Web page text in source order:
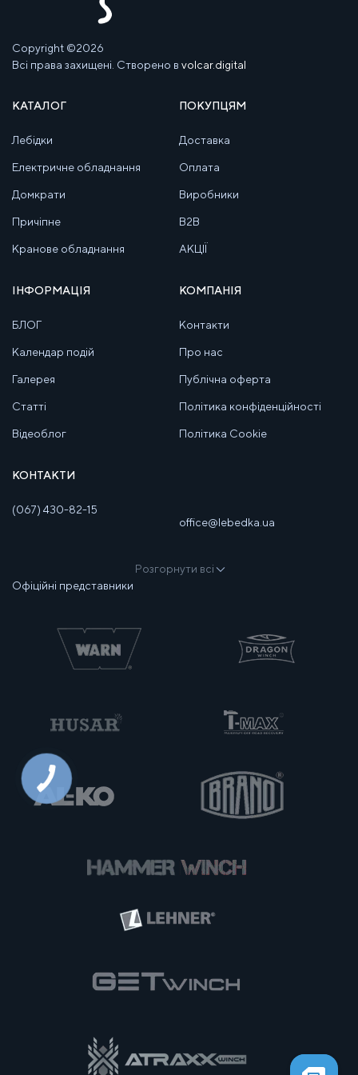
Copyright ©2026
Всі права захищені. Створено в volcar.digital
КАТАЛОГ
Лебідки
Електричне обладнання
Домкрати
Причіпне
Кранове обладнання
ПОКУПЦЯМ
Доставка
Оплата
Виробники
B2B
АКЦІЇ
ІНФОРМАЦІЯ
БЛОГ
Календар подій
Галерея
Статті
Відеоблог
КОМПАНІЯ
Контакти
Про нас
Публічна оферта
Політика конфіденційності
Політика Cookie
КОНТАКТИ
(067) 430-82-15
office@lebedka.ua
Розгорнути всі
Офіційні представники